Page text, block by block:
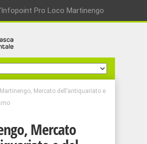
Pro Loco Martinengo
Martinengo, Mercato dell’antiquariato e
Mercato